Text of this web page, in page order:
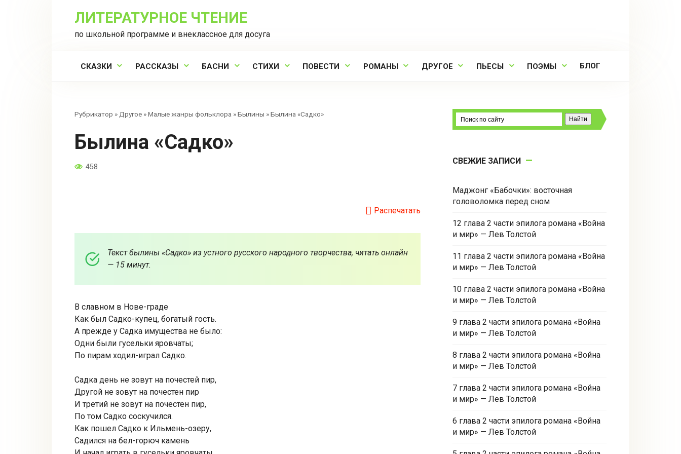
ЛИТЕРАТУРНОЕ ЧТЕНИЕ
по школьной программе и внеклассное для досуга
СКАЗКИ РАССКАЗЫ БАСНИ СТИХИ ПОВЕСТИ РОМАНЫ ДРУГОЕ ПЬЕСЫ ПОЭМЫ БЛОГ
Рубрикатор » Другое »Малые жанры фольклора »Былины »Былина «Садко»
Былина «Садко»
458
Распечатать
Текст былины «Садко» из устного русского народного творчества, читать онлайн
— 15 минут.
В славном в Нове-граде
Как был Садко-купец, богатый гость.
А прежде у Садка имущества не было:
Одни были гусельки яровчаты;
По пирам ходил-играл Садко.
Садка день не зовут на почестей пир,
Другой не зовут на почестен пир
И третий не зовут на почестен пир,
По том Садко соскучился.
Как пошел Садко к Ильмень-озеру,
Садился на бел-горюч камень
СВЕЖИЕ ЗАПИСИ
Маджонг «Бабочки»: восточная
головоломка перед сном
12 глава 2 части эпилога романа «Война
и мир» — Лев Толстой
11 глава 2 части эпилога романа «Война
и мир» — Лев Толстой
10 глава 2 части эпилога романа «Война
и мир» — Лев Толстой
9 глава 2 части эпилога романа «Война
и мир» — Лев Толстой
8 глава 2 части эпилога романа «Война
и мир» — Лев Толстой
7 глава 2 части эпилога романа «Война
и мир» — Лев Толстой
6 глава 2 части эпилога романа «Война
и мир» — Лев Толстой